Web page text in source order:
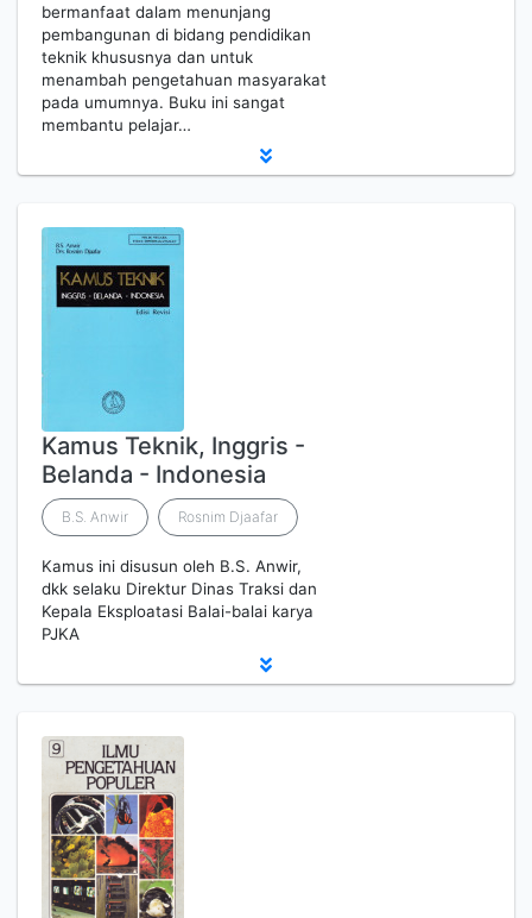
bermanfaat dalam menunjang
pembangunan di bidang pendidikan
teknik khususnya dan untuk
menambah pengetahuan masyarakat
pada umumnya. Buku ini sangat
membantu pelajar…
Kamus Teknik, Inggris -
Belanda - Indonesia
B.S. Anwir Rosnim Djaafar
Kamus ini disusun oleh B.S. Anwir,
dkk selaku Direktur Dinas Traksi dan
Kepala Eksploatasi Balai-balai karya
PJKA